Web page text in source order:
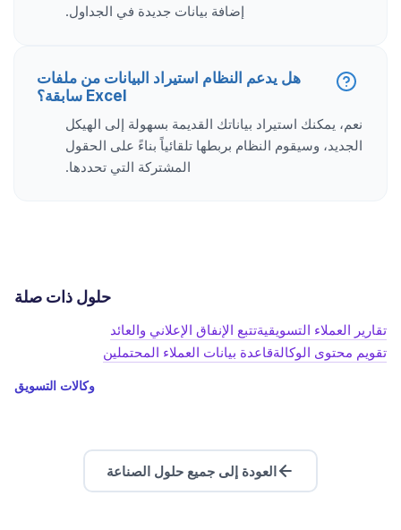
إضافة بيانات جديدة في الجداول.
هل يدعم النظام استيراد البيانات من ملفات
Excel سابقة؟
نعم، يمكنك استيراد بياناتك القديمة بسهولة إلى الهيكل
الجديد، وسيقوم النظام بربطها تلقائياً بناءً على الحقول
المشتركة التي تحددها.
حلول ذات صلة
تقارير العملاء التسويقيةتتبع الإنفاق الإعلاني والعائد
تقويم محتوى الوكالةقاعدة بيانات العملاء المحتملين
وكالات التسويق
العودة إلى جميع حلول الصناعة